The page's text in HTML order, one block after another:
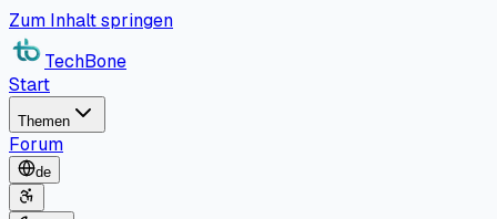
Zum Inhalt springen
TechBone
Start
Themen
Forum
de